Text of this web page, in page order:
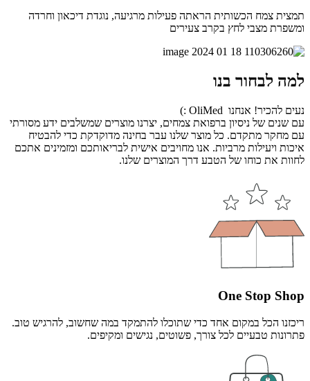
תמצית צמח הכשותית הראתה פעילות מרגיעה, נוגדת דיכאון וחרדה
ומשפרת מצבי לחץ בקרב צעירים
למה לבחור בנו
נעים להכיר! אנחנו OliMed :)
עם שנים של ניסיון ברפואת צמחים, יצרנו מוצרים שמשלבים ידע מסורתי
עם מחקר מתקדם. כל מוצר שלנו עבר בחינה מדוקדקת כדי להבטיח
איכות ויעילות מרביות. אנו מחויבים אישית לבריאותכם ומזמינים אתכם
לחוות את כוחו של הטבע דרך המוצרים שלנו.
One Stop Shop
ריכזנו הכל במקום אחד כדי שתוכלו להתמקד במה שחשוב, להרגיש טוב.
פתרונות טבעיים לכל צורך, פשוטים, נגישים ומקיפים.